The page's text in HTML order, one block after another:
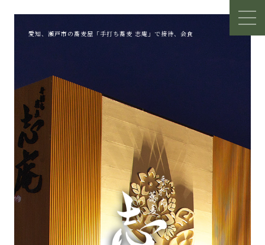
愛知、瀬戸市の蕎麦屋「手打ち蕎麦 志庵」で接待、会食